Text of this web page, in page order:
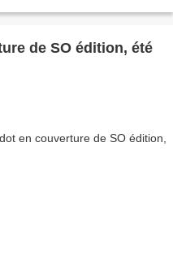
de SO édition, été